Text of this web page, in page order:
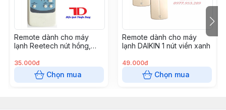
Remote dành cho máy
lạnh Reetech nút hồng,
GH - RT04
35.000đ
Chọn mua
Remote dành cho máy
lạnh DAIKIN 1 nút viền xanh
49.000đ
Chọn mua